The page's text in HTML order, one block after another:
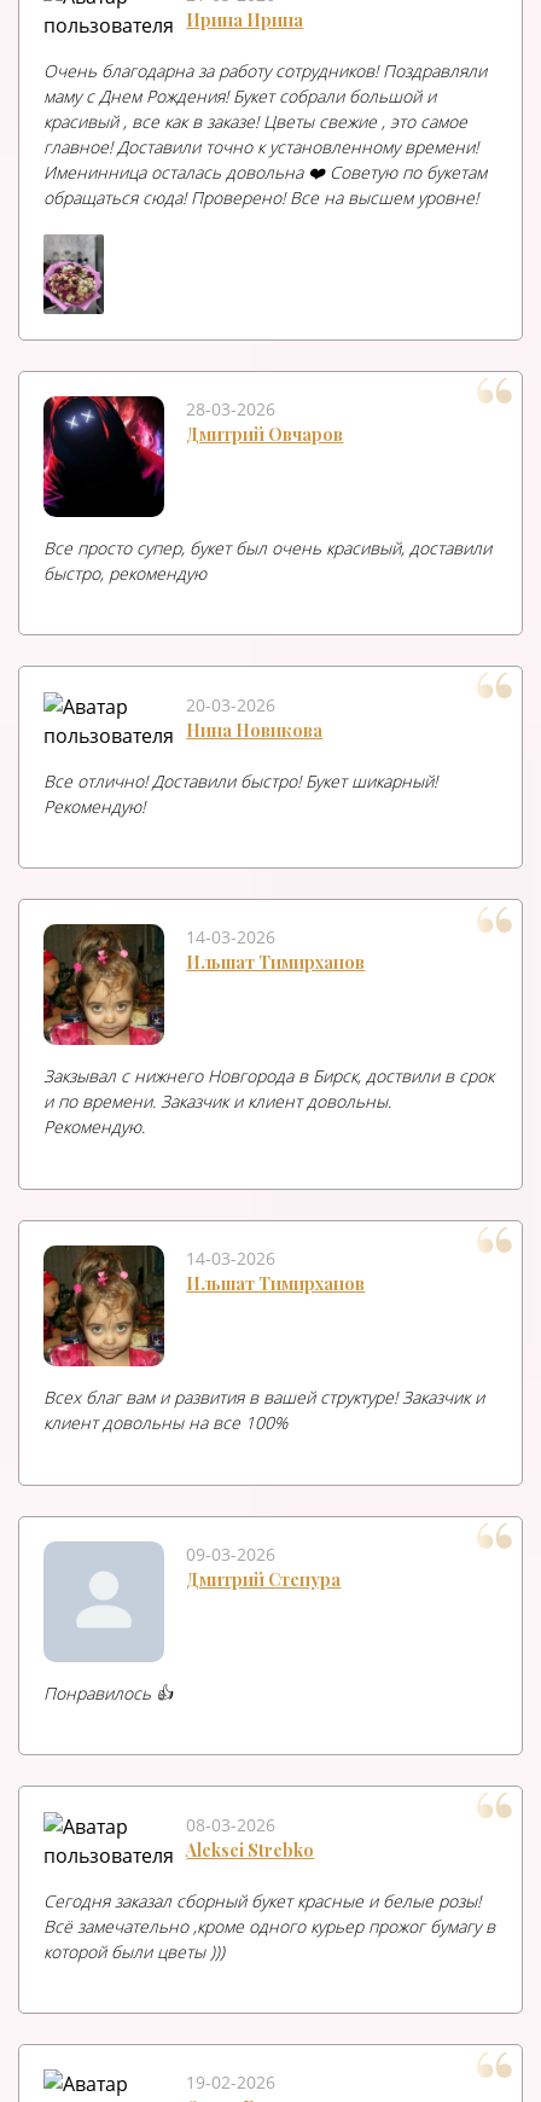
Ирина Ирина
Очень благодарна за работу сотрудников! Поздравляли
маму с Днем Рождения! Букет собрали большой и
красивый , все как в заказе! Цветы свежие , это самое
главное! Доставили точно к установленному времени!
Именинница осталась довольна ❤️ Советую по букетам
обращаться сюда! Проверено! Все на высшем уровне!
28-03-2026
Дмитрий Овчаров
Все просто супер, букет был очень красивый, доставили
быстро, рекомендую
20-03-2026
Нина Новикова
Все отлично! Доставили быстро! Букет шикарный!
Рекомендую!
14-03-2026
Ильшат Тимирханов
Закзывал с нижнего Новгорода в Бирск, доствили в срок
и по времени. Заказчик и клиент довольны.
Рекомендую.
14-03-2026
Ильшат Тимирханов
Всех благ вам и развития в вашей структуре! Заказчик и
клиент довольны на все 100%
09-03-2026
Дмитрий Степура
Понравилось 👍
08-03-2026
Aleksei Strebko
Сегодня заказал сборный букет красные и белые розы!
Всё замечательно ,кроме одного курьер прожог бумагу в
которой были цветы )))
19-02-2026